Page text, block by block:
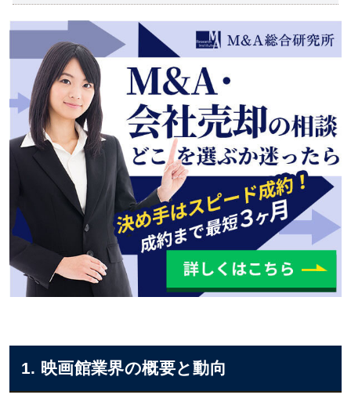
映画館業界の概要と動向
映画館業界のM&A動向
映画館会社をM&Aで売却するメリット
映画館会社のM&A・買収・売却事例3選
映画館会社のM&Aにおける成功のポイント
映画館業界のM&A・事業譲渡まとめ
1. 映画館業界の概要と動向